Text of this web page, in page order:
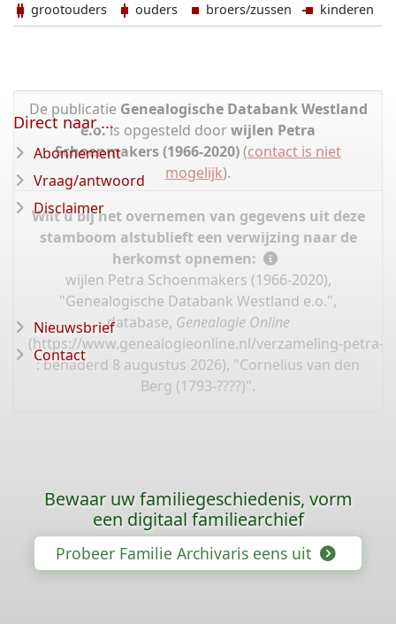
grootouders
ouders broers/zussen kinderen
De publicatie Genealogische Databank Westland
e.o.is opgesteld doorwijlen Petra
Schoenmakers (1966-2020)(contact is niet
mogelijk).
Wilt u bij het overnemen van gegevens uit deze
stamboom alstublieft een verwijzing naar de
herkomst opnemen:
wijlen Petra Schoenmakers (1966-2020),
"Genealogische Databank Westland e.o.",
database, Genealogie Online
(https://www.genealogieonline.nl/verzameling-petra-
: benaderd 8 augustus 2026), "Cornelius van den
Berg (1793-????)".
Direct naar ...
Abonnement
Vraag/antwoord
Disclaimer
Nieuwsbrief
Contact
Bewaar uw familiegeschiedenis, vorm
een digitaal familiearchief
Probeer Familie Archivaris eens uit